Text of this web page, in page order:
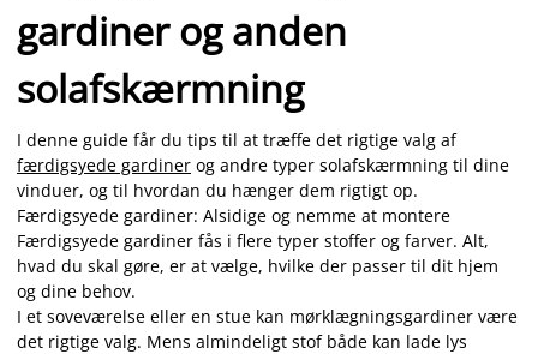
gardiner og anden
solafskærmning
I denne guide får du tips til at træffe det rigtige valg af
færdigsyede gardiner og andre typer solafskærmning til dine
vinduer, og til hvordan du hænger dem rigtigt op.
Færdigsyede gardiner: Alsidige og nemme at montere
Færdigsyede gardiner fås i flere typer stoffer og farver. Alt,
hvad du skal gøre, er at vælge, hvilke der passer til dit hjem
og dine behov.
I et soveværelse eller en stue kan mørklægningsgardiner være
det rigtige valg. Mens almindeligt stof både kan lade lys